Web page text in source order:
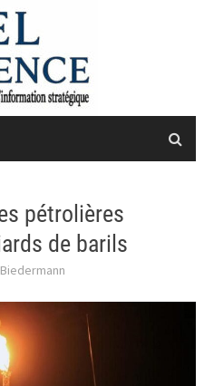
pétrolières
de barils